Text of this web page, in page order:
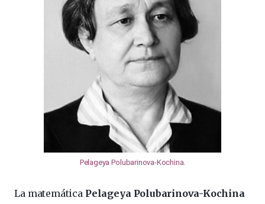
Pelageya Polubarinova-Kochina.
La matemática Pelageya Polubarinova-Kochina